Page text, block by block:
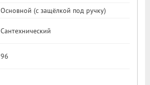
Основной (с защёлкой под ручку)
Сантехнический
96